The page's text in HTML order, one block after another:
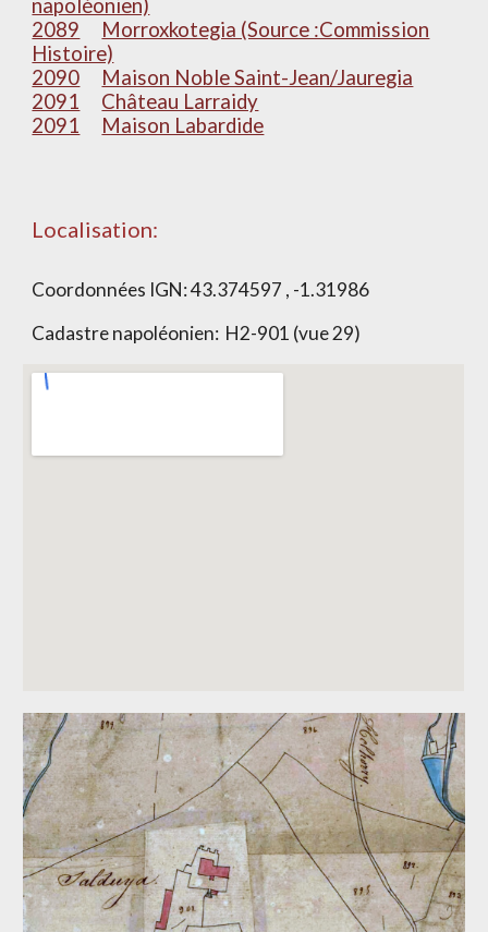
napoléonien)
2089
Morroxkotegia (Source :Commission
Histoire)
2090
Maison Noble Saint-Jean/Jauregia
2091
Château Larraidy
2091
Maison Labardide
Localisation:
Coordonnées IGN:43.374597 , -1.31986
Cadastre napoléonien: H2-901 (vue 29)